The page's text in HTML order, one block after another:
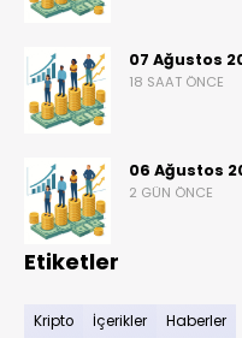
07 Ağustos
18 SAAT ÖNCE
06 Ağustos
2 GÜN ÖNCE
Etiketler
Kripto İçerikler Haberler